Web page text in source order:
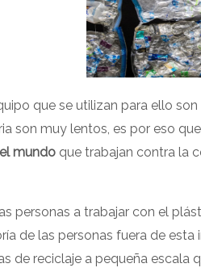
que se utilizan para ello
son muy lentos, es por eso
mundoque trabajan contra la
personas a trabajar con el
de las personas fuera de
de reciclaje a pequeña escala